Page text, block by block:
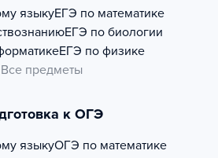
языкуЕГЭ по математике
ЕГЭ по биологии
ЕГЭ по физике
Все предметы
к ОГЭ
языкуОГЭ по математике